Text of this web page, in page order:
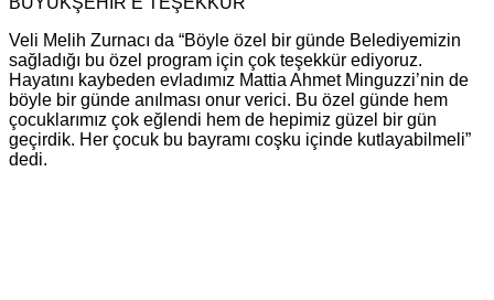
Veli Melih Zurnacı da “Böyle özel bir günde Belediyemizin
sağladığı bu özel program için çok teşekkür ediyoruz.
Hayatını kaybeden evladımız Mattia Ahmet Minguzzi’nin de
böyle bir günde anılması onur verici. Bu özel günde hem
çocuklarımız çok eğlendi hem de hepimiz güzel bir gün
geçirdik. Her çocuk bu bayramı coşku içinde kutlayabilmeli”
dedi.